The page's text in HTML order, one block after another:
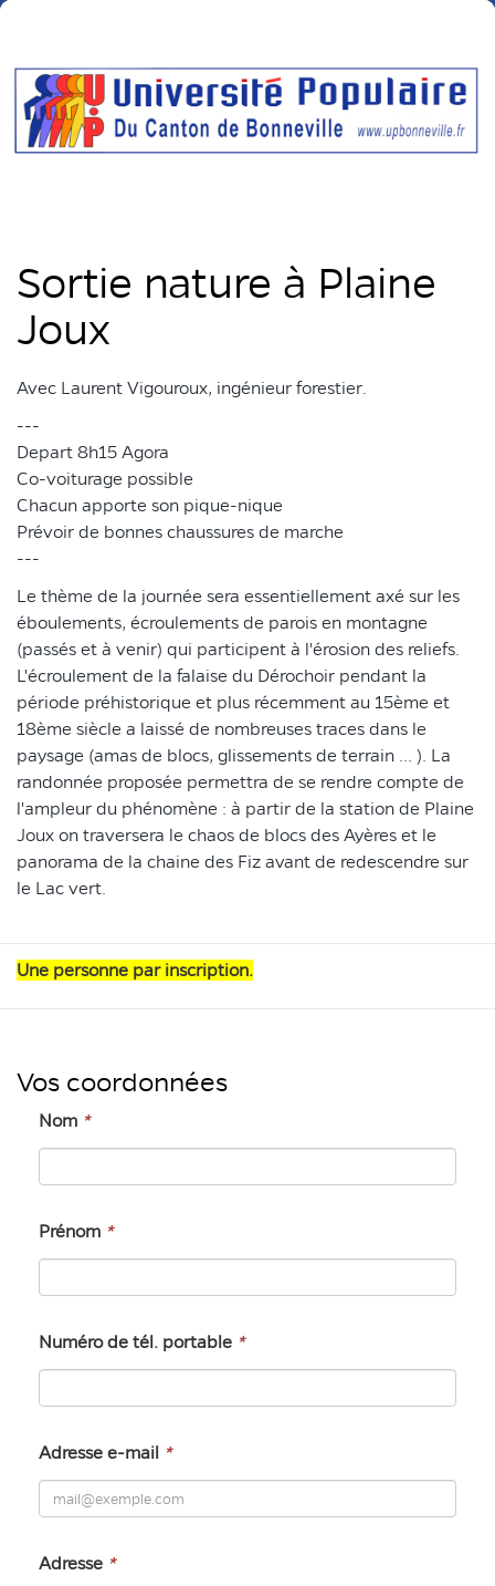
Sortie nature à Plaine
Joux
Avec Laurent Vigouroux, ingénieur forestier.
---
Depart 8h15 Agora
Co-voiturage possible
Chacun apporte son pique-nique
Prévoir de bonnes chaussures de marche
---
Le thème de la journée sera essentiellement axé sur les
éboulements, écroulements de parois en montagne
(passés et à venir) qui participent à l'érosion des reliefs.
L'écroulement de la falaise du Dérochoir pendant la
période préhistorique et plus récemment au 15ème et
18ème siècle a laissé de nombreuses traces dans le
paysage (amas de blocs, glissements de terrain ... ). La
randonnée proposée permettra de se rendre compte de
l'ampleur du phénomène : à partir de la station de Plaine
Joux on traversera le chaos de blocs des Ayères et le
panorama de la chaine des Fiz avant de redescendre sur
le Lac vert.
Une personne par inscription.
Vos coordonnées
Nom *
Prénom *
Numéro de tél. portable *
Adresse e-mail *
Adresse *